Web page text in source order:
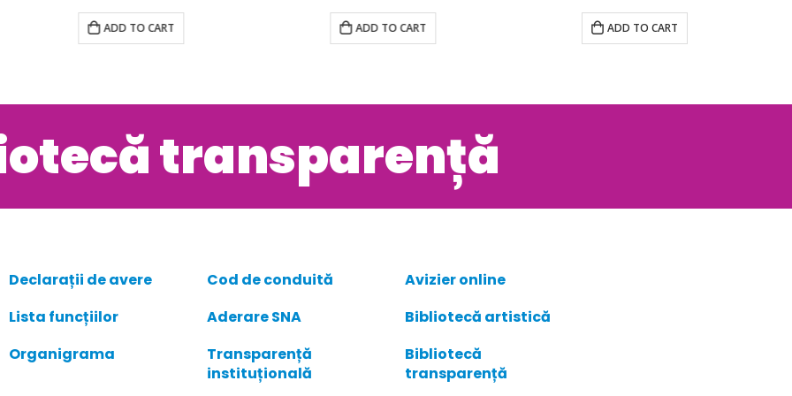
ADD TO CART ADD TO CART ADD TO CART
transparență
Declarații de avere
Lista funcțiilor
Organigrama
Cod de conduită
Aderare SNA
Transparență
instituțională
Avizier online
Bibliotecă artistică
Bibliotecă
transparență